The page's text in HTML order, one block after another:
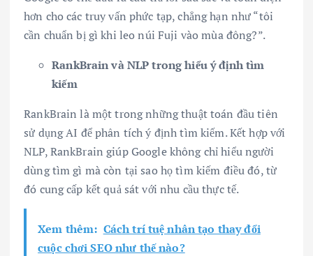
hơn cho các truy vấn phức tạp, chẳng hạn như “tôi
cần chuẩn bị gì khi leo núi Fuji vào mùa đông?”.
RankBrain và NLP trong hiểu ý định tìm
kiếm
RankBrain là một trong những thuật toán đầu tiên
sử dụng AI để phân tích ý định tìm kiếm. Kết hợp với
NLP, RankBrain giúp Google không chỉ hiểu người
dùng tìm gì mà còn tại sao họ tìm kiếm điều đó, từ
đó cung cấp kết quả sát với nhu cầu thực tế.
Xem thêm: Cách trí tuệ nhân tạo thay đổi
cuộc chơi SEO như thế nào?